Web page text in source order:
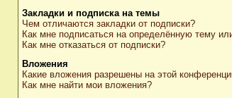
Закладки и подписка на темы
Чем отличаются закладки от подписки?
Как мне подписаться на определённую тему
Как мне отказаться от подписки?
Вложения
Какие вложения разрешены на этой
Как мне найти мои вложения?